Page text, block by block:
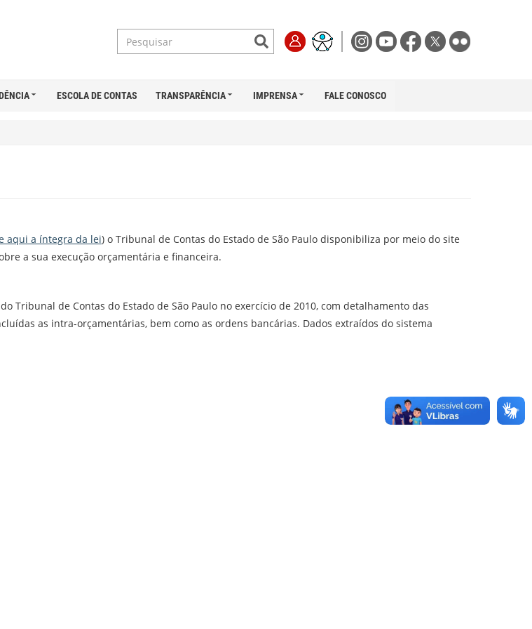
ESCOLA DE CONTAS TRANSPARÊNCIA IMPRENSA FALE CONOSCO
aqui a íntegra da lei) o Tribunal de Contas do Estado de São Paulo disponibiliza por meio do site
a sua execução orçamentária e financeira.
Tribunal de Contas do Estado de São Paulo no exercício de 2010, com detalhamento das
as intra-orçamentárias, bem como as ordens bancárias. Dados extraídos do sistema